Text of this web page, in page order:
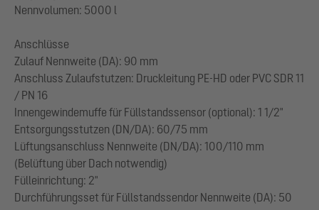
Nennvolumen: 5000 l
Anschlüsse
Zulauf Nennweite (DA): 90 mm
Anschluss Zulaufstutzen: Druckleitung PE-HD oder PVC SDR 11
/ PN 16
Innengewindemuffe für Füllstandssensor (optional): 1 1/2"
Entsorgungsstutzen (DN/DA): 60/75 mm
Lüftungsanschluss Nennweite (DN/DA): 100/110 mm
(Belüftung über Dach notwendig)
Fülleinrichtung: 2"
Durchführungsset für Füllstandssendor Nennweite (DA): 50